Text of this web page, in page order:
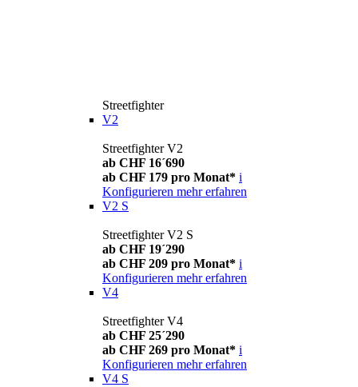
Streetfighter
V2
Streetfighter V2
ab CHF 16´690
ab CHF 179 pro Monat* i
Konfigurieren mehr erfahren
V2 S
Streetfighter V2 S
ab CHF 19´290
ab CHF 209 pro Monat* i
Konfigurieren mehr erfahren
V4
Streetfighter V4
ab CHF 25´290
ab CHF 269 pro Monat* i
Konfigurieren mehr erfahren
V4 S